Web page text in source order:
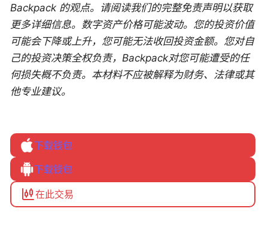
Backpack 的观点。请阅读我们的完整免责声明以获取
更多详细信息。数字资产价格可能波动。您的投资价值
可能会下降或上升，您可能无法收回投资金额。您对自
己的投资决策全权负责，Backpack对您可能遭受的任
何损失概不负责。本材料不应被解释为财务、法律或其
他专业建议。
下载钱包
下载钱包
在此交易